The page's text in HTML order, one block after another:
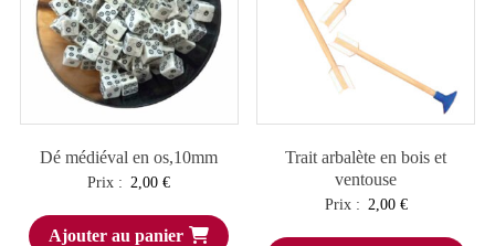
Dé médiéval en os,10mm
Prix : 2,00€
Ajouter au panier
Trait arbalète en bois et
ventouse
Prix : 2,00 €